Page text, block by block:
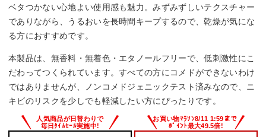
ベタつかない心地よい使用感も魅力。みずみずしいテクスチャー
でありながら、うるおいを長時間キープするので、乾燥が気にな
る方におすすめです。
本製品は、無香料・無着色・エタノールフリーで、低刺激性にこ
だわってつくられています。すべての方にコメドができないわけ
ではありませんが、ノンコメドジェニックテスト済みなので、ニ
キビのリスクを少しでも軽減したい方にぴったりです。